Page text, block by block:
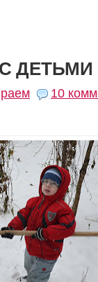
ДЕТЬМИ
10